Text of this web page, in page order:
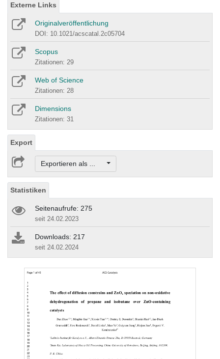
Externe Links
Originalveröffentlichung
DOI: 10.1021/acscatal.2c05704
Scopus
Zitationen: 29
Web of Science
Zitationen: 28
Dimensions
Zitationen: 31
Export
Exportieren als ...
Statistiken
Seitenaufrufe: 275
seit 24.02.2023
Downloads: 217
seit 24.02.2024